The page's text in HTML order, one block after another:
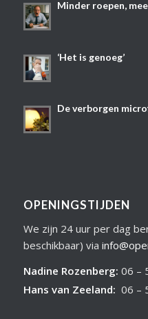
Minder roepen,
‘Het is genoeg’
De verborgen
OPENINGSTIJDEN
We zijn 24 uur per dag
beschikbaar) via
Nadine Rozenberg: 06 –
Hans van Zeeland: 06 –